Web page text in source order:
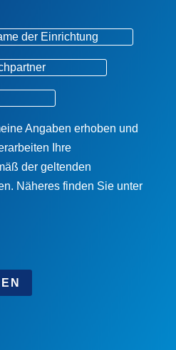
Angaben erhoben und
Ihre
der geltenden
Näheres finden Sie unter